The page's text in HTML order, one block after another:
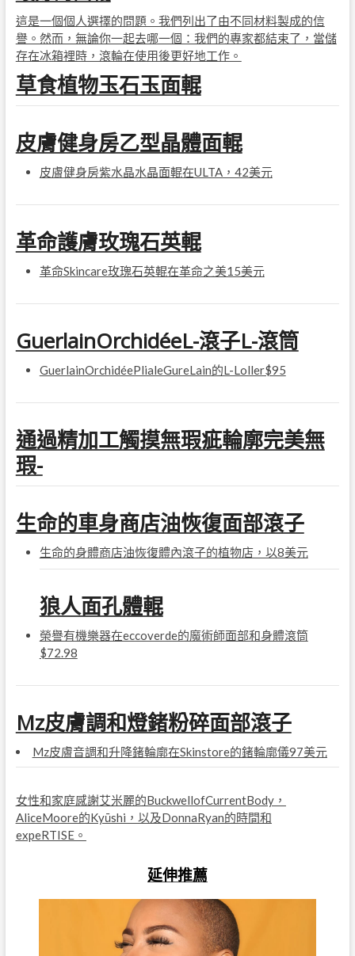
這是一個個人選擇的問題。我們列出了由不同材料製成的信
譽。然而，無論你一起去哪一個：我們的專家都結束了，當儲
存在冰箱裡時，滾輪在使用後更好地工作。
草食植物玉石玉面輥
皮膚健身房乙型晶體面輥
皮膚健身房紫水晶水晶面輥在ULTA，42美元
革命護膚玫瑰石英輥
革命Skincare玫瑰石英輥在革命之美15美元
GuerlainOrchidéeL-滾子L-滾筒
GuerlainOrchidéePlialeGureLain的L-Loller$95
通過精加工觸摸無瑕疵輪廓完美無
瑕-
生命的車身商店油恢復面部滾子
生命的身體商店油恢復體內滾子的植物店，以8美元
狼人面孔體輥
榮譽有機樂器在eccoverde的魔術師面部和身體滾筒
$72.98
Mz皮膚調和燈鍺粉碎面部滾子
Mz皮膚音調和升降鍺輪廓在Skinstore的鍺輪廓儀97美元
女性和家庭感謝艾米麗的BuckwellofCurrentBody，
AliceMoore的Kyūshi，以及DonnaRyan的時間和
expeRTISE。
延伸推薦